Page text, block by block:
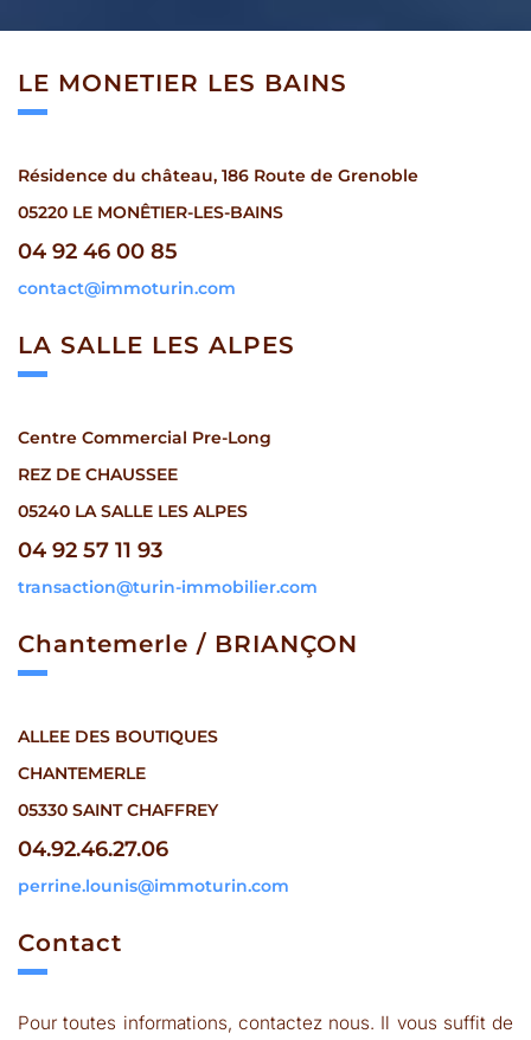
LE MONETIER LES BAINS
Résidence du château, 186 Route de Grenoble
05220 LE MONÊTIER-LES-BAINS
04 92 46 00 85
contact@immoturin.com
LA SALLE LES ALPES
Centre Commercial Pre-Long
REZ DE CHAUSSEE
05240 LA SALLE LES ALPES
04 92 57 11 93
transaction@turin-immobilier.com
Chantemerle / BRIANÇON
ALLEE DES BOUTIQUES
CHANTEMERLE
05330 SAINT CHAFFREY
04.92.46.27.06
perrine.lounis@immoturin.com
Contact
Pour toutes informations, contactez nous. Il vous suffit de